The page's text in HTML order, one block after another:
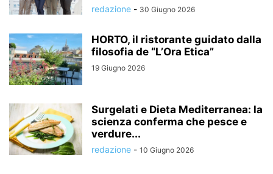
redazione - 30 Giugno 2026
HORTO, il ristorante guidato dalla
filosofia de “L’Ora Etica”
19 Giugno 2026
Surgelati e Dieta Mediterranea: la
scienza conferma che pesce e
verdure...
redazione - 10 Giugno 2026